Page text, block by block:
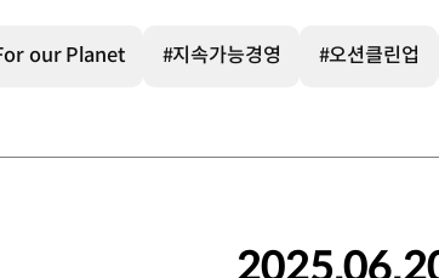
our Planet #지속가능경영 #오션클린업